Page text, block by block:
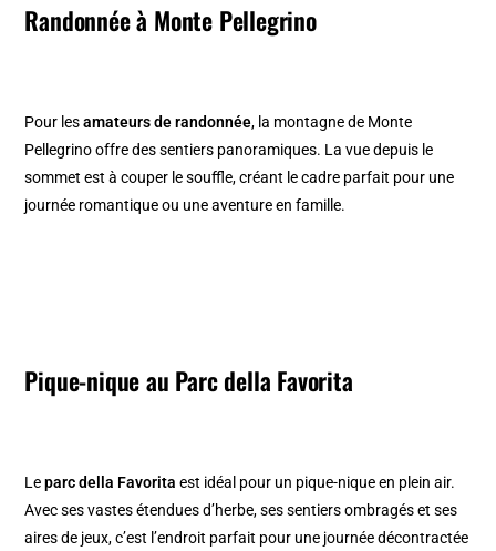
Randonnée à Monte Pellegrino
Pour lesamateurs de randonnée, la montagne de Monte
Pellegrinooffre des sentiers panoramiques. La vue depuis le
sommet est à couper le souffle, créant le cadre parfait pour une
journée romantique ou une aventure en famille.
Pique-nique au Parc della Favorita
Leparc della Favorita est idéal pour un pique-nique en plein air.
Avec ses vastes étendues d’herbe, ses sentiers ombragés et ses
aires de jeux, c’est l’endroit parfait pour une journée décontractée